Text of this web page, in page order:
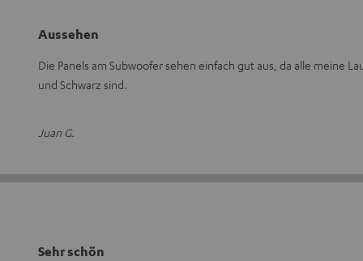
Aussehen
Die Panels am Subwoofer sehen einfach gut aus, da alle meine
und Schwarz sind.
Juan G.
Sehr schön